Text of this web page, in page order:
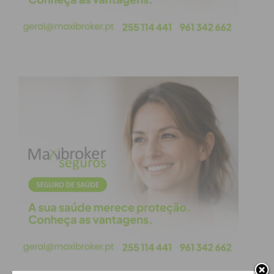
11 registadores de temperatura
instrumentos de pesagem;
Segurança e Concorrência
Em comunicado, a ASAE reforça que estas
ações visam garantir a
segurança
alimentar e a saúde pública
assegurar uma “sã e leal concorrência”
entre os operadores. A autoridade garante
que continuará a desenvolver fiscalizações
em todas as fases da cadeia económica